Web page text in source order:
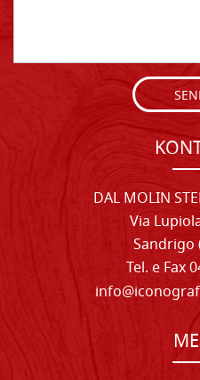
DAL MOLIN
Via
Sandrigo
Tel. e Fax